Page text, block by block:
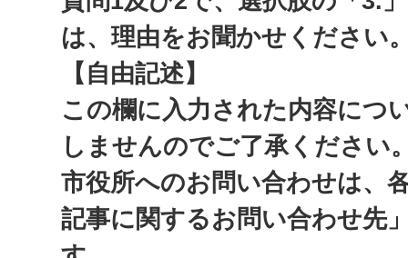
は、理由をお聞かせください
【自由記述】
この欄に入力された内容につ
しませんのでご了承ください
市役所へのお問い合わせは、
記事に関するお問い合わせ先